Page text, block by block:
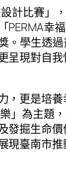
計比賽」
幸
。學生透
呈現對自
，更是培
」為主題
發掘生命
現臺南市